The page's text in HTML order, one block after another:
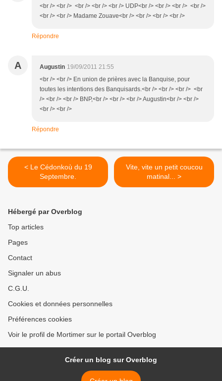
<br /> <br /> <br /> <br /> <br /> UDP<br /> <br /> <br /> <br />
<br /> <br /> Madame Zouave<br /> <br /> <br /> <br />
Répondre
A Augustin 19/09/2011 21:55
<br /> <br /> En union de prières avec la Banquise, pour
toutes les intentions des Banquisards.<br /> <br /> <br /> <br
/> <br /> <br /> BNP,<br /> <br /> <br /> Augustin<br /> <br />
<br /> <br />
Répondre
< Le Cédonkoù du 19
Septembre.
Vite, vite un petit coucou
matinal... >
Hébergé par Overblog
Top articles
Pages
Contact
Signaler un abus
C.G.U.
Cookies et données personnelles
Préférences cookies
Voir le profil de Mortimer sur le portail Overblog
Créer un blog sur Overblog